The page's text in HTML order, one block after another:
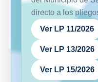
Ver LP 11/2026
Ver LP 13/2026
Ver LP 15/2026